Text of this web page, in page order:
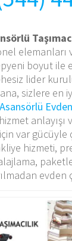
boyut ile
lider
sizlere en
anlayışı
var gücüyle
hizmeti,
evden